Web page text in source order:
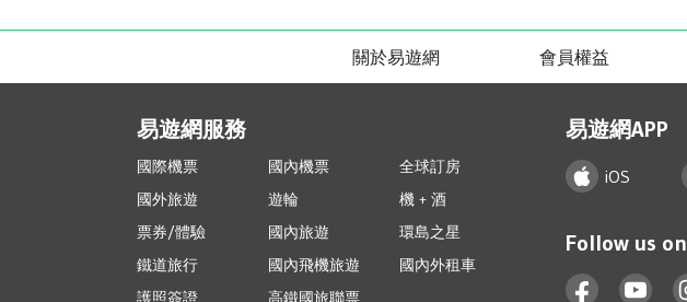
關於易遊網 會員權益
易遊網服務
國際機票 國內機票
全球訂房
國外旅遊
遊輪
機 + 酒
票券/體驗
國內旅遊
環島之星
鐵道旅行
國內飛機旅遊
國內外租車
護照簽證
高鐵國旅聯票
易遊網APP
iOS
Follow us on